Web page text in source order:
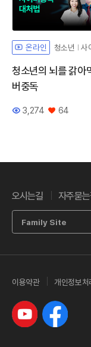
온라인 청소년 사
청소년의 뇌를 갉아
버중독
조회수
3,274
좋아요
64
오시는길 자주묻
Family Site
이용약관 개인정보처
유튜브 페이스북